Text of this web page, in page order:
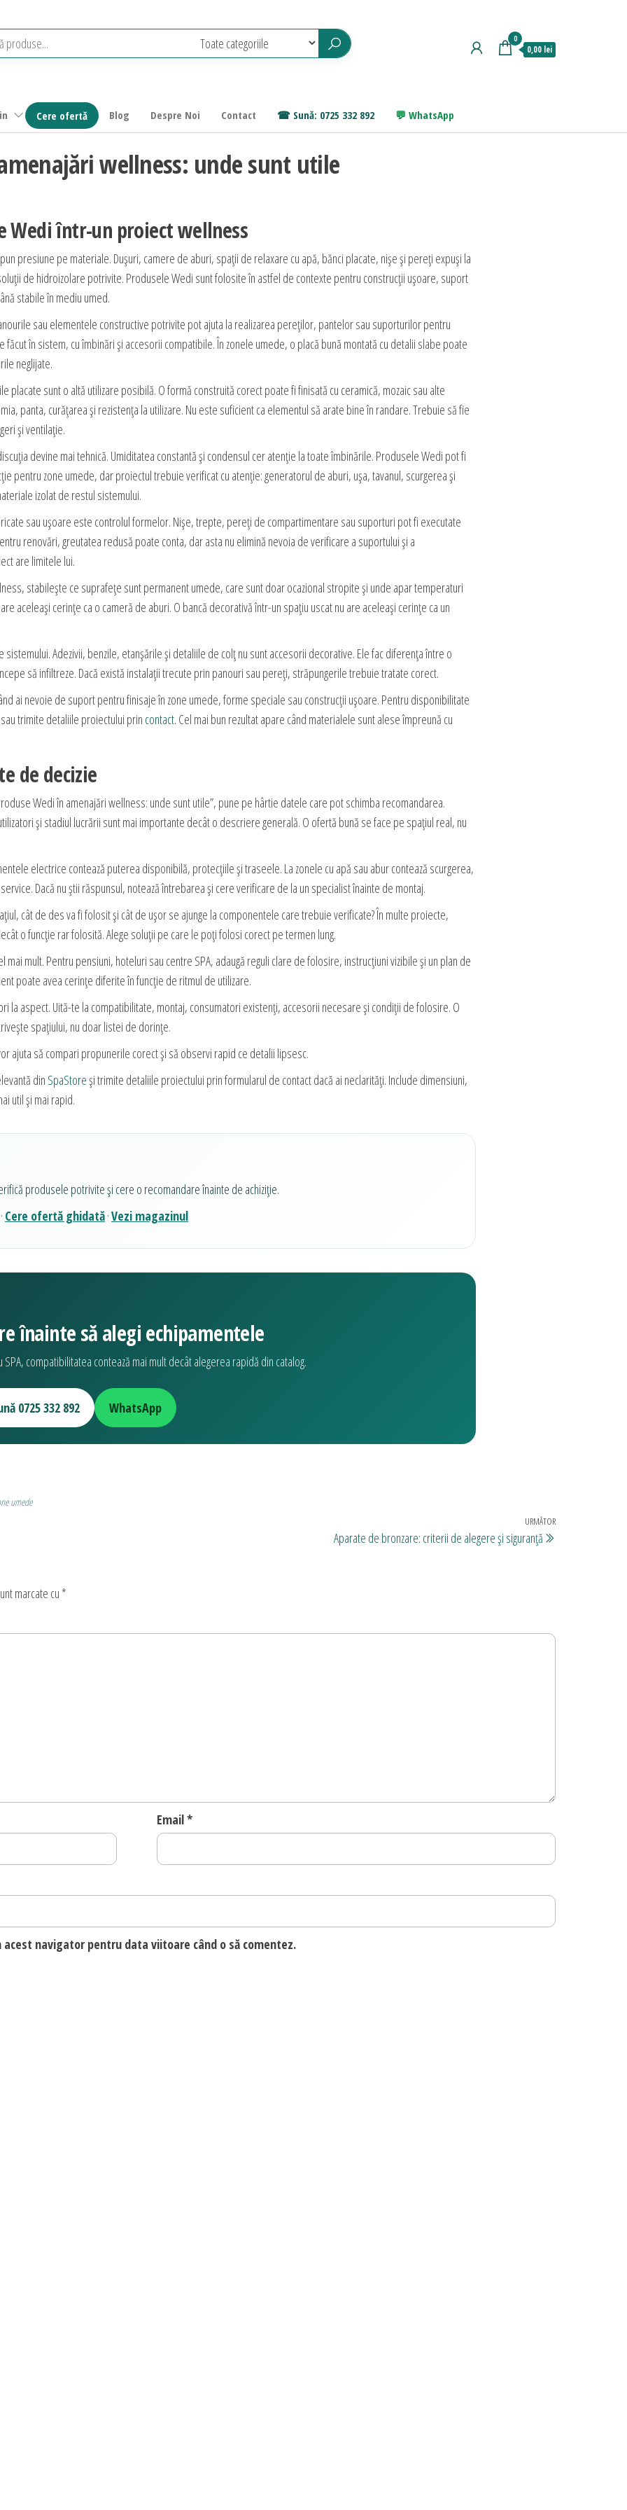
0
0,00 lei
Cere ofertă Blog Despre Noi Contact Sună: 0725 332 892 WhatsApp
wellness: unde sunt utile
Wedi într-un proiect wellness
presiune pe materiale. Dușuri, camere de aburi, spații de relaxare cu apă, bănci placate, nișe și pereți expuși la
de hidroizolare potrivite. Produsele Wedi sunt folosite în astfel de contexte pentru construcții ușoare, suport
stabile în mediu umed.
sau elementele constructive potrivite pot ajuta la realizarea pereților, pantelor sau suporturilor pentru
în sistem, cu îmbinări și accesorii compatibile. În zonele umede, o placă bună montată cu detalii slabe poate
neglijate.
placate sunt o altă utilizare posibilă. O formă construită corect poate fi finisată cu ceramică, mozaic sau alte
panta, curățarea și rezistența la utilizare. Nu este suficient ca elementul să arate bine în randare. Trebuie să fie
și ventilație.
devine mai tehnică. Umiditatea constantă și condensul cer atenție la toate îmbinările. Produsele Wedi pot fi
pentru zone umede, dar proiectul trebuie verificat cu atenție: generatorul de aburi, ușa, tavanul, scurgerea și
izolat de restul sistemului.
sau ușoare este controlul formelor. Nișe, trepte, pereți de compartimentare sau suporturi pot fi executate
renovări, greutatea redusă poate conta, dar asta nu elimină nevoia de verificare a suportului și a
are limitele lui.
stabilește ce suprafețe sunt permanent umede, care sunt doar ocazional stropite și unde apar temperaturi
aceleași cerințe ca o cameră de aburi. O bancă decorativă într-un spațiu uscat nu are aceleași cerințe ca un
Adezivii, benzile, etanșările și detaliile de colț nu sunt accesorii decorative. Ele fac diferența între o
să infiltreze. Dacă există instalații trecute prin panouri sau pereți, străpungerile trebuie tratate corect.
ai nevoie de suport pentru finisaje în zone umede, forme speciale sau construcții ușoare. Pentru disponibilitate
sau trimite detaliile proiectului prin contact. Cel mai bun rezultat apare când materialele sunt alese împreună cu
de decizie
Wedi în amenajări wellness: unde sunt utile”, pune pe hârtie datele care pot schimba recomandarea.
și stadiul lucrării sunt mai importante decât o descriere generală. O ofertă bună se face pe spațiul real, nu
electrice contează puterea disponibilă, protecțiile și traseele. La zonele cu apă sau abur contează scurgerea,
Dacă nu știi răspunsul, notează întrebarea și cere verificare de la un specialist înainte de montaj.
cât de des va fi folosit și cât de ușor se ajunge la componentele care trebuie verificate? În multe proiecte,
o funcție rar folosită. Alege soluții pe care le poți folosi corect pe termen lung.
mai mult. Pentru pensiuni, hoteluri sau centre SPA, adaugă reguli clare de folosire, instrucțiuni vizibile și un plan de
poate avea cerințe diferite în funcție de ritmul de utilizare.
la aspect. Uită-te la compatibilitate, montaj, consumatori existenți, accesorii necesare și condiții de folosire. O
spațiului, nu doar listei de dorințe.
ajuta să compari propunerile corect și să observi rapid ce detalii lipsesc.
din SpaStoreși trimite detaliile proiectului prin formularul de contact dacă ai neclarități. Include dimensiuni,
util și mai rapid.
produsele potrivite și cere o recomandare înainte de achiziție.
· Cere ofertă ghidată·Vezi magazinul
înainte să alegi echipamentele
compatibilitatea contează mai mult decât alegerea rapidă din catalog.
0725 332 892 WhatsApp
umede
Articolul
URMĂTOR
Aparate de bronzare: criterii de alegere și siguranță
marcate cu *
Email*
navigator pentru data viitoare când o să comentez.